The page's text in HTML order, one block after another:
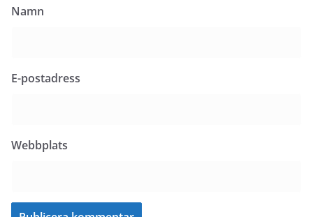
Namn
E-postadress
Webbplats